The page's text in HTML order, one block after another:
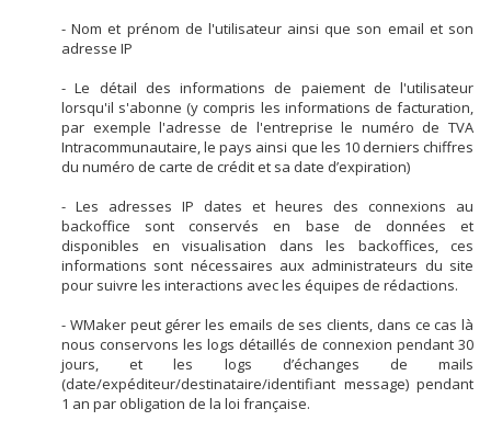
- Nom et prénom de l'utilisateur ainsi que son email et son
adresse IP
- Le détail des informations de paiement de l'utilisateur
lorsqu'il s'abonne (y compris les informations de facturation,
par exemple l'adresse de l'entreprise le numéro de TVA
Intracommunautaire, le pays ainsi que les 10 derniers chiffres
du numéro de carte de crédit et sa date d’expiration)
- Les adresses IP dates et heures des connexions au
backoffice sont conservés en base de données et
disponibles en visualisation dans les backoffices, ces
informations sont nécessaires aux administrateurs du site
pour suivre les interactions avec les équipes de rédactions.
- WMaker peut gérer les emails de ses clients, dans ce cas là
nous conservons les logs détaillés de connexion pendant 30
jours, et les logs d’échanges de mails
(date/expéditeur/destinataire/identifiant message) pendant
1 an par obligation de la loi française.